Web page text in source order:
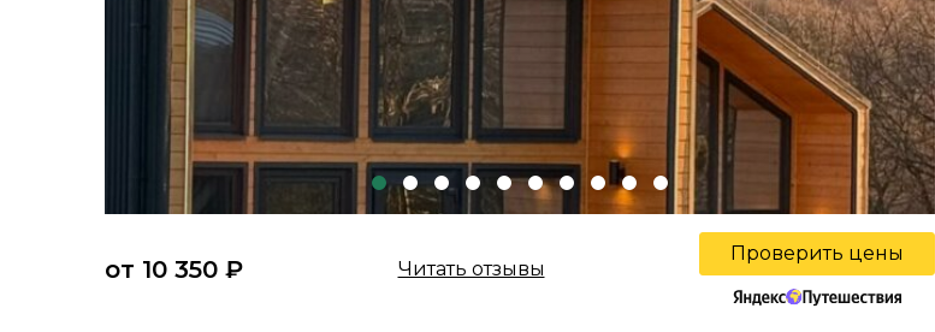
от 10 350 ₽ Читать отзывы
Проверить цены